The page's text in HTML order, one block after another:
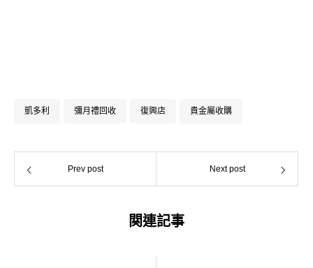
凱多利 彌月禮回收 復興店 貴金屬收購
Prev post Next post
関連記事